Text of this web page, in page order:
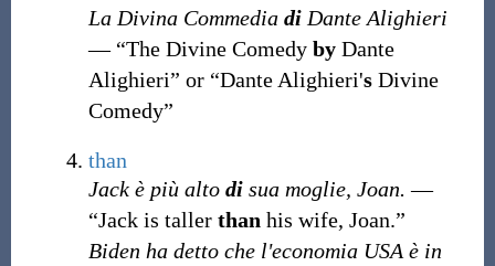
La Divina Commedia diDante Alighieri
— “The Divine Comedy byDante
Alighieri” or “Dante Alighieri'sDivine
Comedy”
than
Jack è più alto disua moglie, Joan. —
“Jack is taller than his wife, Joan.”
Biden ha detto che l'economia USA è in